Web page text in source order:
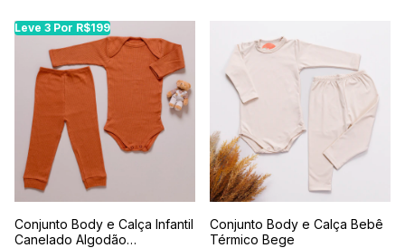
Leve 3 Por R$199
Conjunto Body e Calça Infantil
Canelado Algodão
Conjunto Body e Calça Bebê
Térmico Bege